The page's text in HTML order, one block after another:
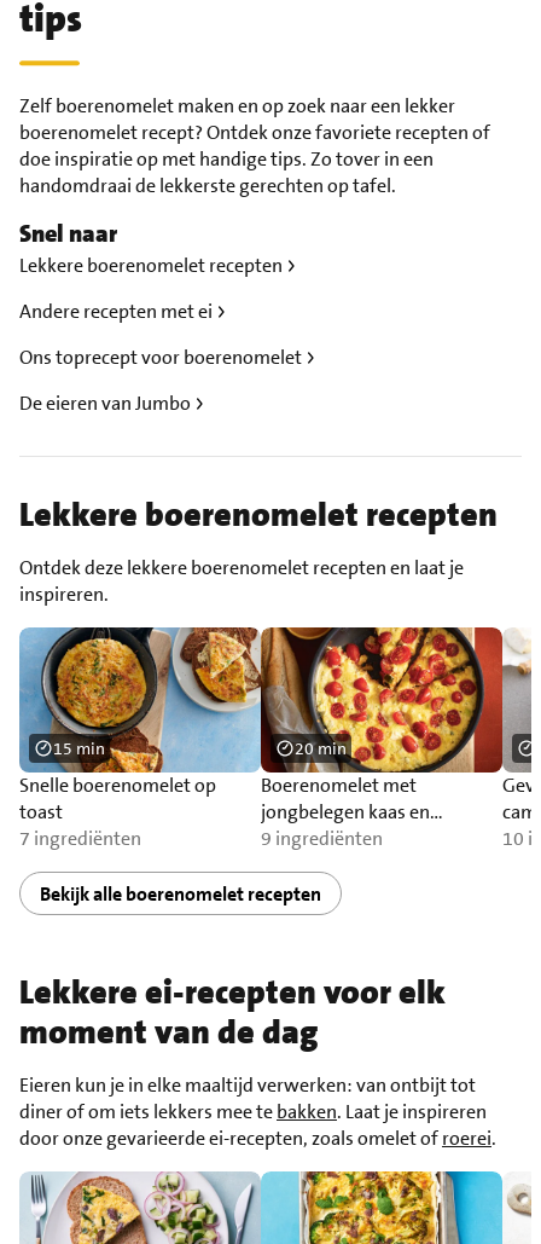
tips
Zelf boerenomelet maken en op zoek naar een lekker
boerenomelet recept? Ontdek onze favoriete recepten of
doe inspiratie op met handige tips. Zo tover in een
handomdraai de lekkerste gerechten op tafel.
Snel naar
Lekkere boerenomelet recepten
Andere recepten met ei
Ons toprecept voor boerenomelet
De eieren van Jumbo
Lekkere boerenomelet recepten
Ontdek deze lekkere boerenomelet recepten en laat je
inspireren.
Snelle boerenomelet op
toast
7 ingrediënten
15 min
Boerenomelet met
jongbelegen kaas en
stokbrood
9 ingrediënten
20 min
10
Bekijk alle boerenomelet recepten
Lekkere ei-recepten voor elk
moment van de dag
Eieren kun je in elke maaltijd verwerken: van ontbijt tot
diner of om iets lekkers mee tebakken. Laat je inspireren
door onze gevarieerde ei-recepten, zoals omelet ofroerei.